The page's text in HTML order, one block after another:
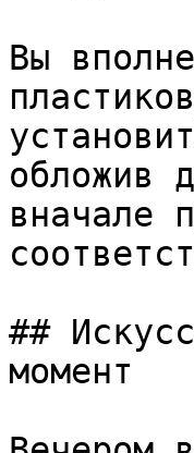
Вы
обложив
вначале
##
момент